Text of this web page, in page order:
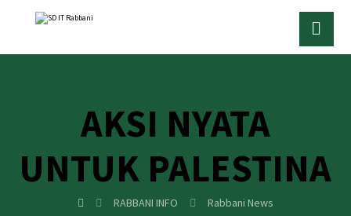
AKSI NYATA
UNTUK PALESTINA
RABBANI INFO Rabbani News